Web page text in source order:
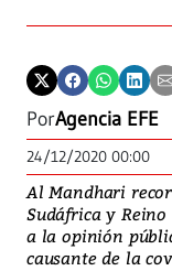
PorAgencia EFE
24/12/2020 00:00
Al Mandhari
Sudáfrica y
a la opinión
causante de la